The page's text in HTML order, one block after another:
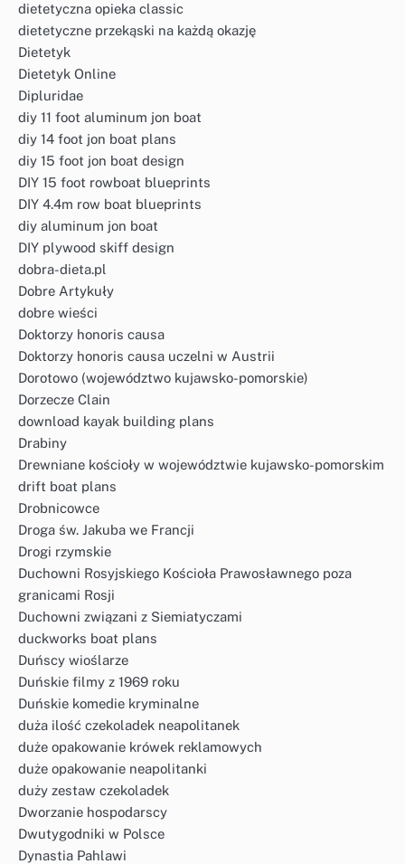
dietetyczna opieka classic
dietetyczne przekąski na każdą okazję
Dietetyk
Dietetyk Online
Dipluridae
diy 11 foot aluminum jon boat
diy 14 foot jon boat plans
diy 15 foot jon boat design
DIY 15 foot rowboat blueprints
DIY 4.4m row boat blueprints
diy aluminum jon boat
DIY plywood skiff design
dobra-dieta.pl
Dobre Artykuły
dobre wieści
Doktorzy honoris causa
Doktorzy honoris causa uczelni w Austrii
Dorotowo (województwo kujawsko-pomorskie)
Dorzecze Clain
download kayak building plans
Drabiny
Drewniane kościoły w województwie kujawsko-pomorskim
drift boat plans
Drobnicowce
Droga św. Jakuba we Francji
Drogi rzymskie
Duchowni Rosyjskiego Kościoła Prawosławnego poza
granicami Rosji
Duchowni związani z Siemiatyczami
duckworks boat plans
Duńscy wioślarze
Duńskie filmy z 1969 roku
Duńskie komedie kryminalne
duża ilość czekoladek neapolitanek
duże opakowanie krówek reklamowych
duże opakowanie neapolitanki
duży zestaw czekoladek
Dworzanie hospodarscy
Dwutygodniki w Polsce
Dynastia Pahlawi